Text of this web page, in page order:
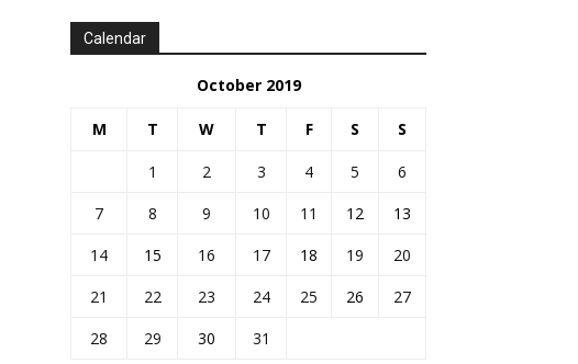
Calendar
October 2019
M T W T F S S
1 2 3 4 5
6
7
8 9 10 11 12
13
14
15 16 17 18 19
20
21
22 23 24 25 26
27
28
29 30
31